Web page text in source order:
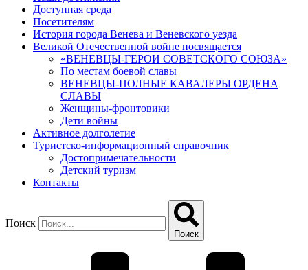
Доступная среда
Посетителям
История города Венева и Веневского уезда
Великой Отечественной войне посвящается
«ВЕНЕВЦЫ-ГЕРОИ СОВЕТСКОГО СОЮЗА»
По местам боевой славы
ВЕНЕВЦЫ-ПОЛНЫЕ КАВАЛЕРЫ ОРДЕНА
СЛАВЫ
Женщины-фронтовики
Дети войны
Активное долголетие
Туристско-информационный справочник
Достопримечательности
Детский туризм
Контакты
Поиск
Поиск